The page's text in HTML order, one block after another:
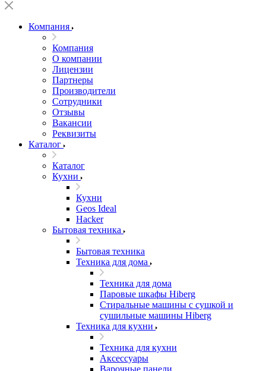
Компания
Компания
О компании
Лицензии
Партнеры
Производители
Сотрудники
Отзывы
Вакансии
Реквизиты
Каталог
Каталог
Кухни
Кухни
Geos Ideal
Hacker
Бытовая техника
Бытовая техника
Техника для дома
Техника для дома
Паровые шкафы Hiberg
Стиральные машины с сушкой и
сушильные машины Hiberg
Техника для кухни
Техника для кухни
Аксессуары
Варочные панели